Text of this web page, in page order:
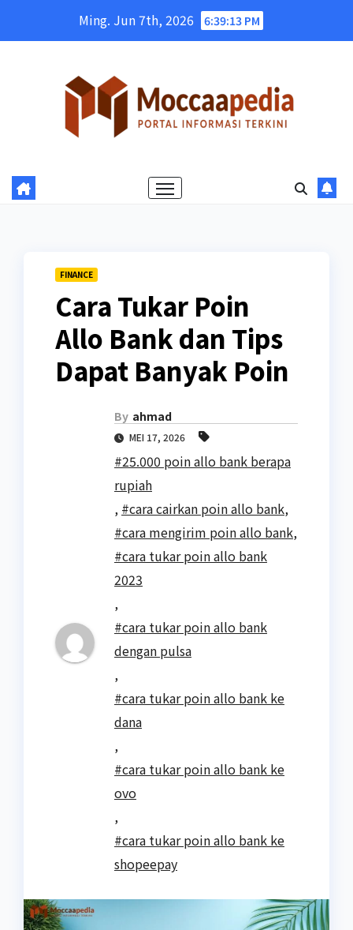
Ming. Jun 7th, 2026 6:39:14 PM
FINANCE
Cara Tukar Poin
Allo Bank dan Tips
Dapat Banyak Poin
By ahmad
MEI 17, 2026
#25.000 poin allo bank berapa
rupiah
, #cara cairkan poin allo bank,
#cara mengirim poin allo bank,
#cara tukar poin allo bank
2023
,
#cara tukar poin allo bank
dengan pulsa
,
#cara tukar poin allo bank ke
dana
,
#cara tukar poin allo bank ke
ovo
,
#cara tukar poin allo bank ke
shopeepay